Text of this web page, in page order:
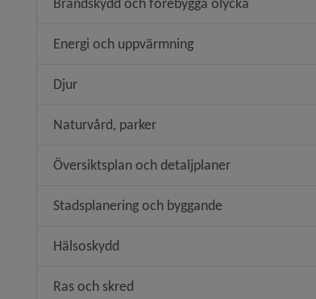
Energi och uppvärmning
Djur
Naturvård, parker
Översiktsplan och detaljplaner
Stadsplanering och byggande
Hälsoskydd
Ras och skred